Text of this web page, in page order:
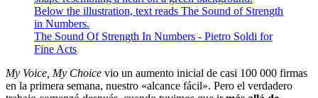
The Sound Of Strength In Numbers - Pietro Soldi for
Fine Acts
My Voice, My Choice vio un aumento inicial de casi 100 000 firmas
en la primera semana, nuestro «alcance fácil». Pero el verdadero